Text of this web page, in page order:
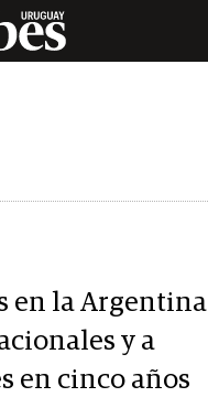
en la Argentina
y a
en cinco años